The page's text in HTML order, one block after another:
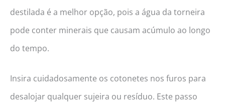
destilada é a melhor opção, pois a água da torneira
pode conter minerais que causam acúmulo ao longo
do tempo.
Insira cuidadosamente os cotonetes nos furos para
desalojar qualquer sujeira ou resíduo. Este passo